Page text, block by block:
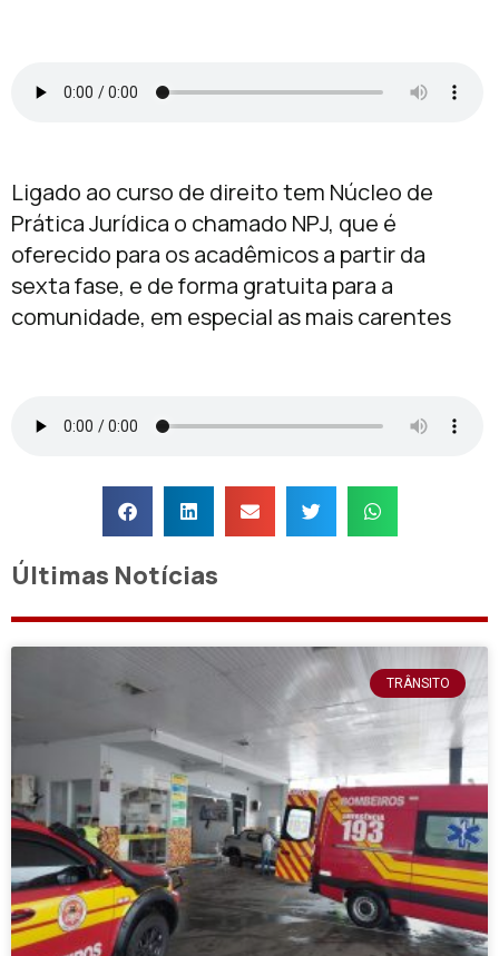
Ligado ao curso de direito tem Núcleo de
Prática Jurídica o chamado NPJ, que é
oferecido para os acadêmicos a partir da
sexta fase, e de forma gratuita para a
comunidade, em especial as mais carentes
Últimas Notícias
TRÂNSITO